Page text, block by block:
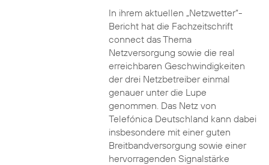
In ihrem aktuellen „Netzwetter“-
Bericht hat die Fachzeitschrift
connect das Thema
Netzversorgung sowie die real
erreichbaren Geschwindigkeiten
der drei Netzbetreiber einmal
genauer unter die Lupe
genommen. Das Netz von
Telefónica Deutschland kann dabei
insbesondere mit einer guten
Breitbandversorgung sowie einer
hervorragenden Signalstärke